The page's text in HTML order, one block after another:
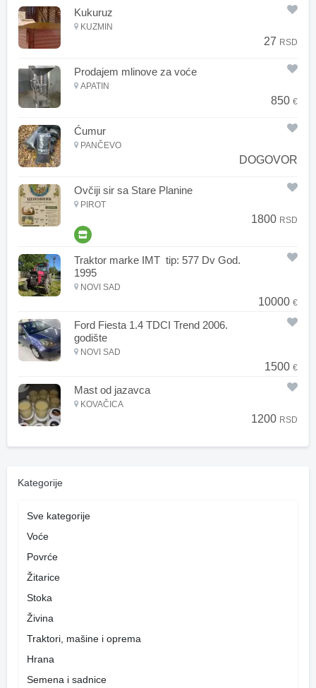
Kukuruz
KUZMIN
27 RSD
Prodajem mlinove za voće
APATIN
850 €
Ćumur
PANČEVO
DOGOVOR
Ovčiji sir sa Stare Planine
PIROT
1800 RSD
Traktor marke IMT tip: 577 Dv God.
1995
NOVI SAD
10000 €
Ford Fiesta 1.4 TDCI Trend 2006.
godište
NOVI SAD
1500 €
Mast od jazavca
KOVAČICA
1200 RSD
Kategorije
Sve kategorije
Voće
Povrće
Žitarice
Stoka
Živina
Traktori, mašine i oprema
Hrana
Semena i sadnice